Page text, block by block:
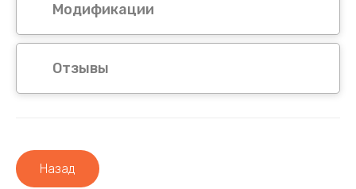
Модификации
Отзывы
Назад